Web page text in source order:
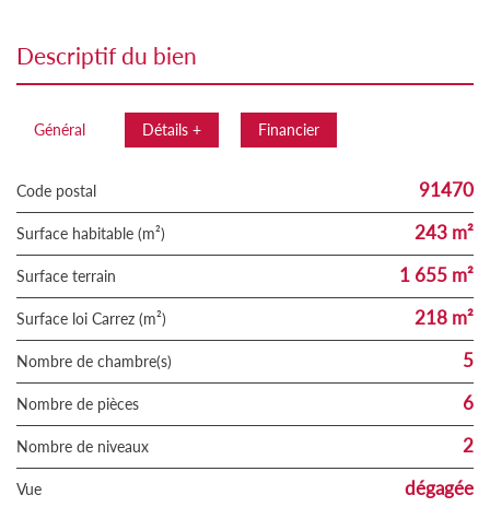
descriptif du bien
Général Détails + Financier
Code postal 91470
Surface habitable (m²) 243 m²
surface terrain 1 655 m²
Surface loi Carrez (m²) 218 m²
Nombre de chambre(s) 5
Nombre de pièces 6
Nombre de niveaux 2
Vue dégagée